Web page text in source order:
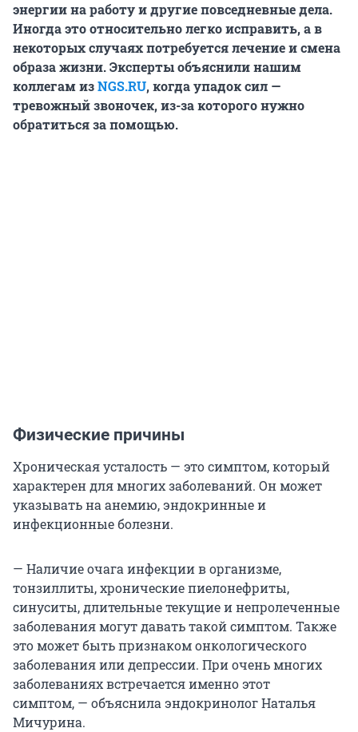
энергии на работу и другие повседневные дела.
Иногда это относительно легко исправить, а в
некоторых случаях потребуется лечение и смена
образа жизни. Эксперты объяснили нашим
коллегам изNGS.RU, когда упадок сил —
тревожный звоночек, из-за которого нужно
обратиться за помощью.
Физические причины
Хроническая усталость — это симптом, который
характерен для многих заболеваний. Он может
указывать на анемию, эндокринные и
инфекционные болезни.
— Наличие очага инфекции в организме,
тонзиллиты, хронические пиелонефриты,
синуситы, длительные текущие и непролеченные
заболевания могут давать такой симптом. Также
это может быть признаком онкологического
заболевания или депрессии. При очень многих
заболеваниях встречается именно этот
симптом, — объяснила эндокринолог Наталья
Мичурина.